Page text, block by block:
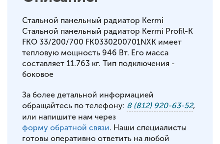
Стальной панельный радиатор Kermi
Стальной панельный радиатор Kermi Profil-K
FKO 33/200/700 FK0330200701NXK имеет
тепловую мощность 946 Вт. Его масса
составляет 11.763 кг. Тип подключения -
боковое
За более детальной информацией
обращайтесь по телефону: 8 (812) 920-63-52,
или напишите нам через
форму обратной связи. Наши специалисты
готовы оперативно ответить на любой